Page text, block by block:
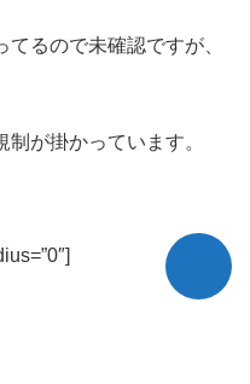
るので未確認ですが、
が掛かっています。